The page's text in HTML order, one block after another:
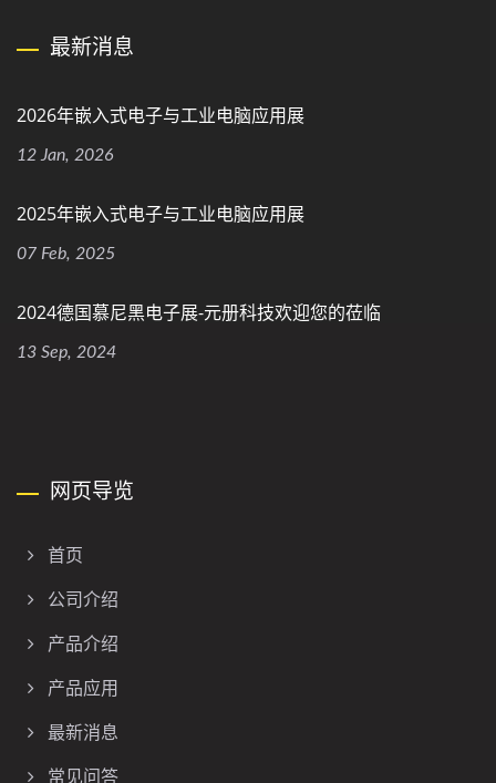
最新消息
2026年嵌入式电子与工业电脑应用展
12 Jan, 2026
2025年嵌入式电子与工业电脑应用展
07 Feb, 2025
2024德国慕尼黑电子展-元册科技欢迎您的莅临
13 Sep, 2024
网页导览
首页
公司介绍
产品介绍
产品应用
最新消息
常见问答